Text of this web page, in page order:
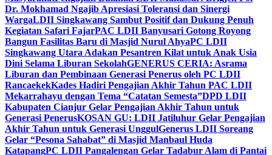
Dr. Mokhamad Ngajib Apresiasi Toleransi dan Sinergi
WargaLDII Singkawang Sambut Positif dan Dukung Penuh
Kegiatan Safari FajarPAC LDII Banyusari Gotong Royong
Bangun Fasilitas Baru di Masjid Nurul AhyaPC LDII
Singkawang Utara Adakan Pesantren Kilat untuk Anak Usia
Dini Selama Liburan SekolahGENERUS CERIA: Asrama
Liburan dan Pembinaan Generasi Penerus oleh PC LDII
RancaekekKades Hadiri Pengajian Akhir Tahun PAC LDII
Mekarrahayu dengan Tema “Catatan Semesta”DPD LDII
Kabupaten Cianjur Gelar Pengajian Akhir Tahun untuk
Generasi PenerusKOSAN GU: LDII Jatiluhur Gelar Pengajian
Akhir Tahun untuk Generasi UnggulGenerus LDII Soreang
Gelar “Pesona Sahabat” di Masjid Manbaul Huda
KatapangPC LDII Pangalengan Gelar Tadabur Alam di Pantai